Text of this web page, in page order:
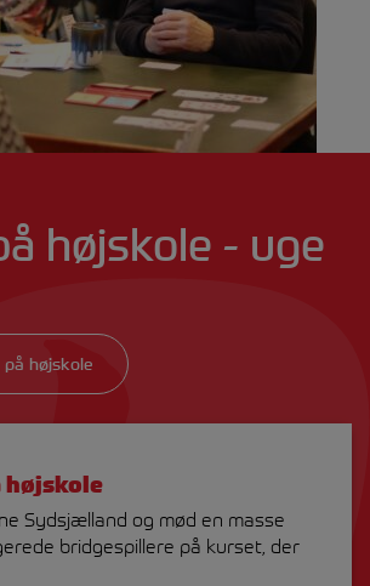
højskole - uge
på højskole
højskole
Sydsjælland og mød en masse
bridgespillere på kurset, der
Røn, som er en af landets mest